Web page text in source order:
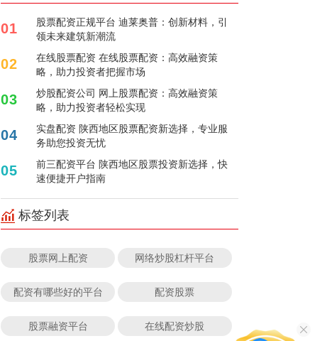
01
股票配资正规平台 迪莱奥普：创新材料，引
领未来建筑新潮流
02
在线股票配资 在线股票配资：高效融资策
略，助力投资者把握市场
03
炒股配资公司 网上股票配资：高效融资策
略，助力投资者轻松实现
04
实盘配资 陕西地区股票配资新选择，专业服
务助您投资无忧
05
前三配资平台 陕西地区股票投资新选择，快
速便捷开户指南
标签列表
股票网上配资 网络炒股杠杆平台
配资有哪些好的平台 配资股票
股票融资平台 在线配资炒股